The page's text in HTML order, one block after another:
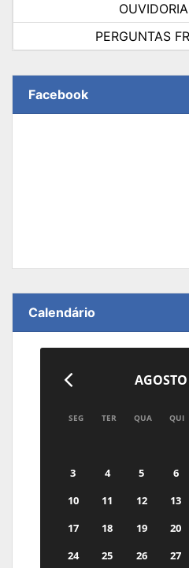
PERGUNTAS
Facebook
Calendário
SEG TER QUA QUI
3
4 5 6
10
11 12 13
17
18 19 20
24
25 26 27